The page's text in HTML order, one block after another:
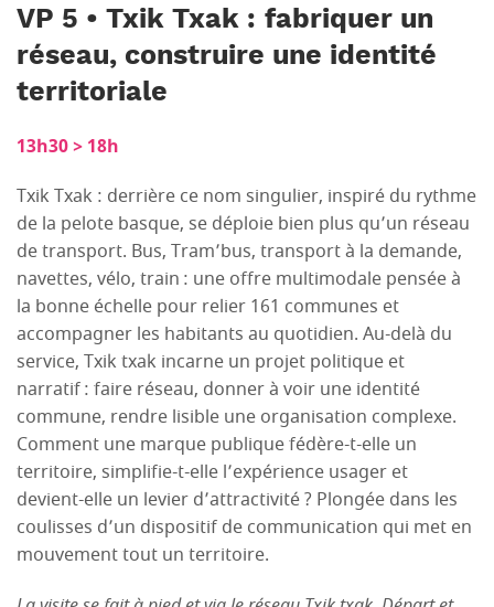
VP 5 • Txik Txak : fabriquer un
réseau, construire une identité
territoriale
13h30 > 18h
Txik Txak : derrière ce nom singulier, inspiré du rythme
de la pelote basque, se déploie bien plus qu’un réseau
de transport. Bus, Tram’bus, transport à la demande,
navettes, vélo, train : une offre multimodale pensée à
la bonne échelle pour relier 161 communes et
accompagner les habitants au quotidien. Au-delà du
service, Txik txak incarne un projet politique et
narratif : faire réseau, donner à voir une identité
commune, rendre lisible une organisation complexe.
Comment une marque publique fédère-t-elle un
territoire, simplifie-t-elle l’expérience usager et
devient-elle un levier d’attractivité ? Plongée dans les
coulisses d’un dispositif de communication qui met en
mouvement tout un territoire.